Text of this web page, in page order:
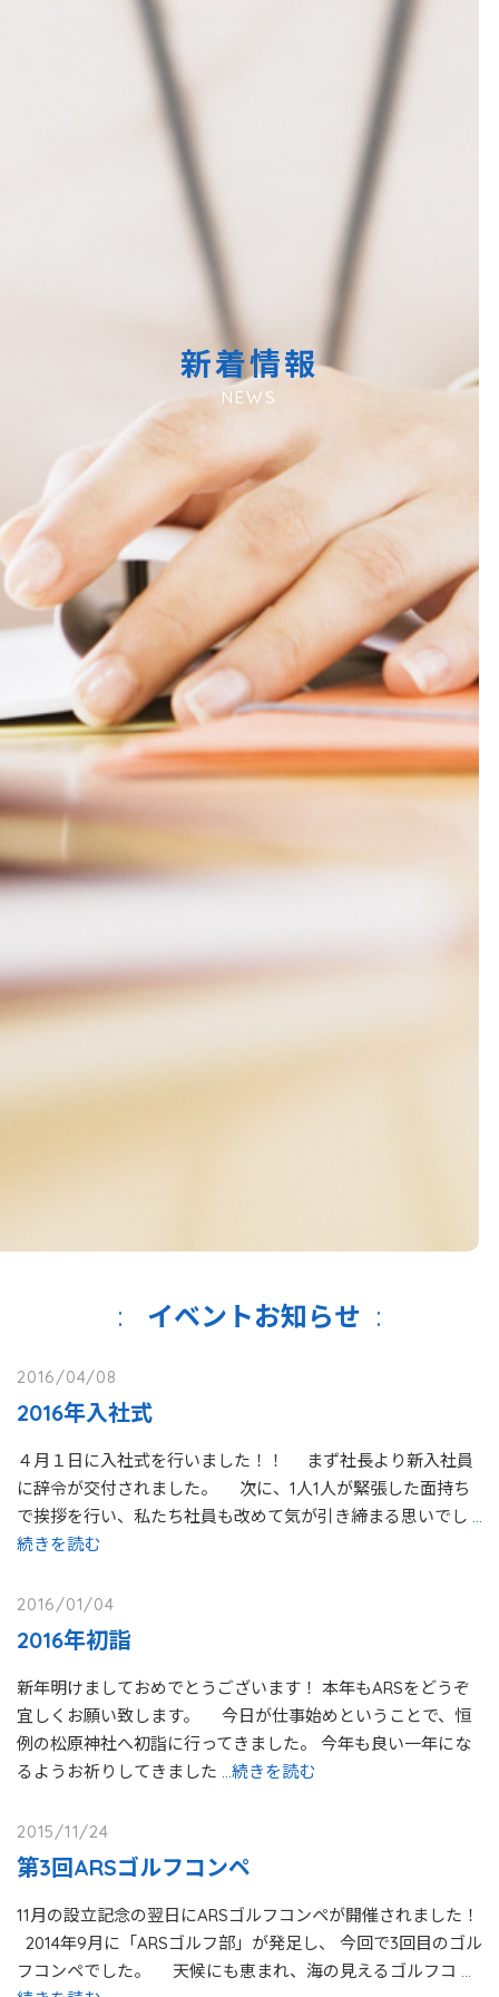
新着情報
NEWS
イベントお知らせ
2016/04/08
2016年入社式
４月１日に入社式を行いました！！ まず社長より新入社員
に辞令が交付されました。 次に、1人1人が緊張した面持ち
で挨拶を行い、私たち社員も改めて気が引き締まる思いでし …
続きを読む
2016/01/04
2016年初詣
新年明けましておめでとうございます！ 本年もARSをどうぞ
宜しくお願い致します。 今日が仕事始めということで、恒
例の松原神社へ初詣に行ってきました。 今年も良い一年にな
るようお祈りしてきました …続きを読む
2015/11/24
第3回ARSゴルフコンペ
11月の設立記念の翌日にARSゴルフコンペが開催されました！
2014年9月に「ARSゴルフ部」が発足し、 今回で3回目のゴル
フコンペでした。 天候にも恵まれ、海の見えるゴルフコ …